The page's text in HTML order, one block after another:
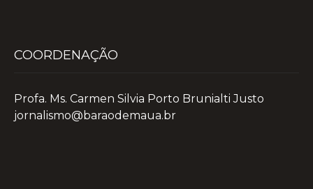
COORDENAÇÃO
Profa. Ms. Carmen Silvia Porto Brunialti Justo
jornalismo@baraodemaua.br